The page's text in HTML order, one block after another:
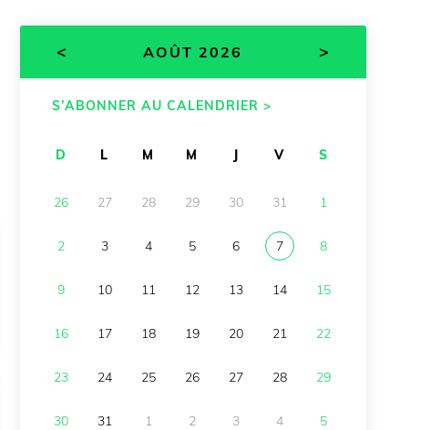
< AOÛT 2026 >
S’ABONNER AU CALENDRIER >
D L M M J V S
26 27 28 29 30 31 1
2 3 4 5 6 7 8
9 10 11 12 13 14 15
16 17 18 19 20 21 22
23 24 25 26 27 28 29
30 31 1 2 3 4 5